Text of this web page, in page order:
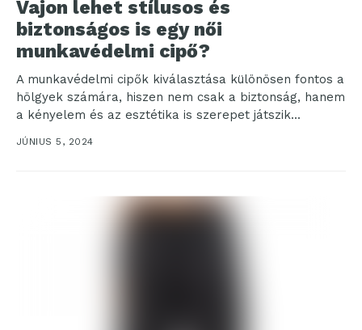
Vajon lehet stílusos és
biztonságos is egy női
munkavédelmi cipő?
A munkavédelmi cipők kiválasztása különösen fontos a
hölgyek számára, hiszen nem csak a biztonság, hanem
a kényelem és az esztétika is szerepet játszik...
JÚNIUS 5, 2024